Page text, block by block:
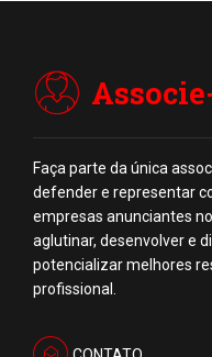
Faça parte da única
defender e representar
empresas anunciantes
aglutinar, desenvolver e
potencializar melhores
profissional.